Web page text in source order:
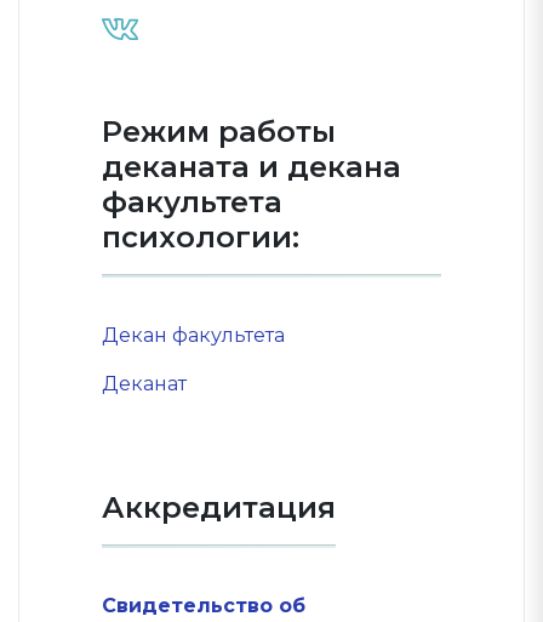
Режим работы
деканата и декана
факультета
психологии:
Декан факультета
Деканат
Аккредитация
Свидетельство об